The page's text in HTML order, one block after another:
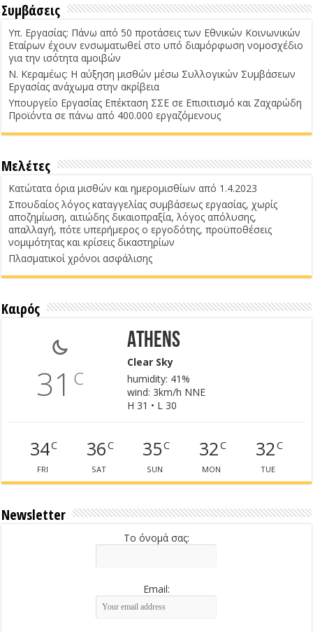
Συμβάσεις
Υπ. Εργασίας: Πάνω από 50 προτάσεις των Εθνικών Κοινωνικών
Εταίρων έχουν ενσωματωθεί στο υπό διαμόρφωση νομοσχέδιο
για την ισότητα αμοιβών
Ν. Κεραμέως: Η αύξηση μισθών μέσω Συλλογικών Συμβάσεων
Εργασίας ανάχωμα στην ακρίβεια
Υπουργείο Εργασίας Επέκταση ΣΣΕ σε Επισιτισμό και Ζαχαρώδη
Προϊόντα σε πάνω από 400.000 εργαζόμενους
Μελέτες
Κατώτατα όρια μισθών και ημερομισθίων από 1.4.2023
Σπουδαίος λόγος καταγγελίας συμβάσεως εργασίας, χωρίς
αποζημίωση, αιτιώδης δικαιοπραξία, λόγος απόλυσης,
απαλλαγή, πότε υπερήμερος ο εργοδότης, προϋποθέσεις
νομιμότητας και κρίσεις δικαστηρίων
Πλασματικοί χρόνοι ασφάλισης
Καιρός
31 C
Athens
Clear Sky
humidity: 41%
wind: 3km/h NNE
H 31 • L 30
34C
FRI
36C
SAT
35C
SUN
32C
MON
32C
TUE
Newsletter
Το όνομά σας:
Email: